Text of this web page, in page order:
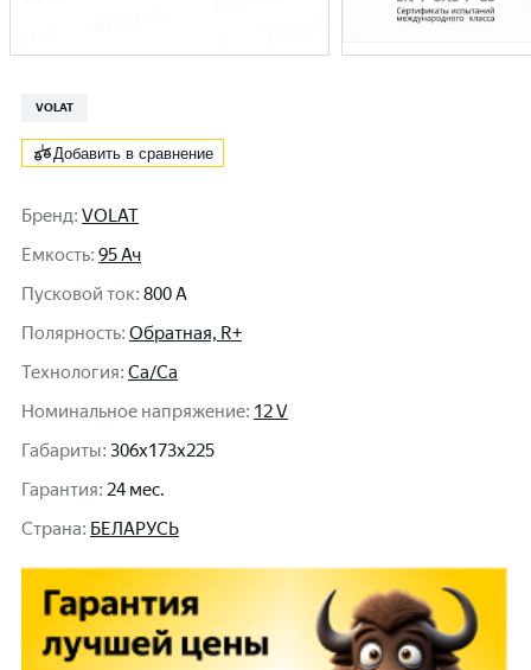
VOLAT
Добавить в сравнение
Бренд: VOLAT
Емкость: 95 Ач
Пусковой ток: 800 A
Полярность: Обратная, R+
Технология: Ca/Ca
Номинальное напряжение: 12 V
Габариты: 306x173x225
Гарантия: 24 мес.
Cтрана: БЕЛАРУСЬ